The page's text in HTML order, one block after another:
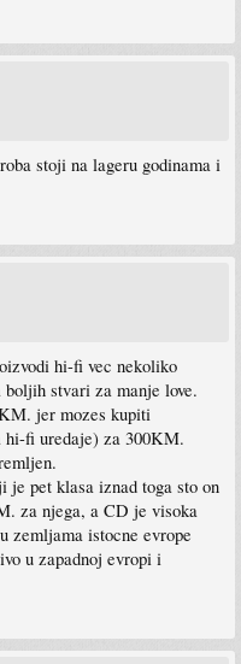
stoji na lageru godinama i
hi-fi vec nekoliko
boljih stvari za manje love.
jer mozes kupiti
hi-fi uredaje) za 300KM.
je pet klasa iznad toga sto on
za njega, a CD je visoka
zemljama istocne evrope
u zapadnoj evropi i